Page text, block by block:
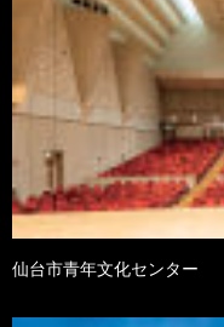
仙台市青年文化センター